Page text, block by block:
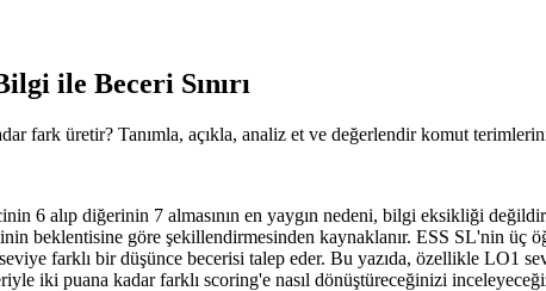
ile Beceri Sınırı
fark üretir? Tanımla, açıkla, analiz et ve değerlendir komut
6 alıp diğerinin 7 almasının en yaygın nedeni, bilgi eksikliği
beklentisine göre şekillendirmesinden kaynaklanır. ESS SL'nin üç
farklı bir düşünce becerisi talep eder. Bu yazıda, özellikle LO1
iki puana kadar farklı scoring'e nasıl dönüştüreceğinizi